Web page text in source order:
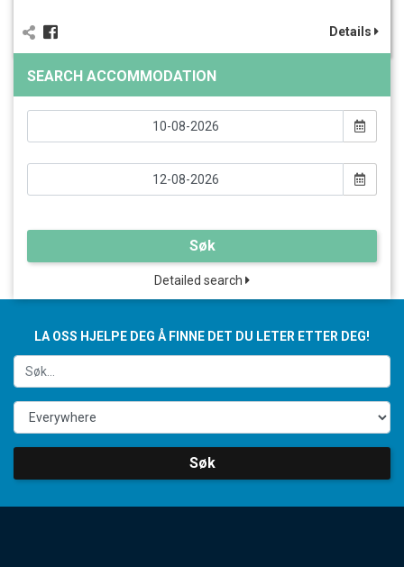
Details
SEARCH ACCOMMODATION
Søk
Detailed search
LA OSS HJELPE DEG Å FINNE DET DU LETER ETTER DEG!
Søk